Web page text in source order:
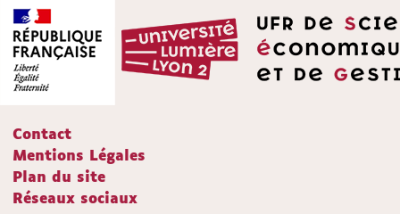
Contact
Mentions Légales
Plan du site
Réseaux sociaux